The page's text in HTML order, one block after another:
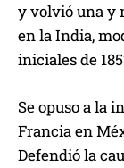
y volvió una y
en la India,
iniciales de
Se opuso a la
Francia en
Defendió la